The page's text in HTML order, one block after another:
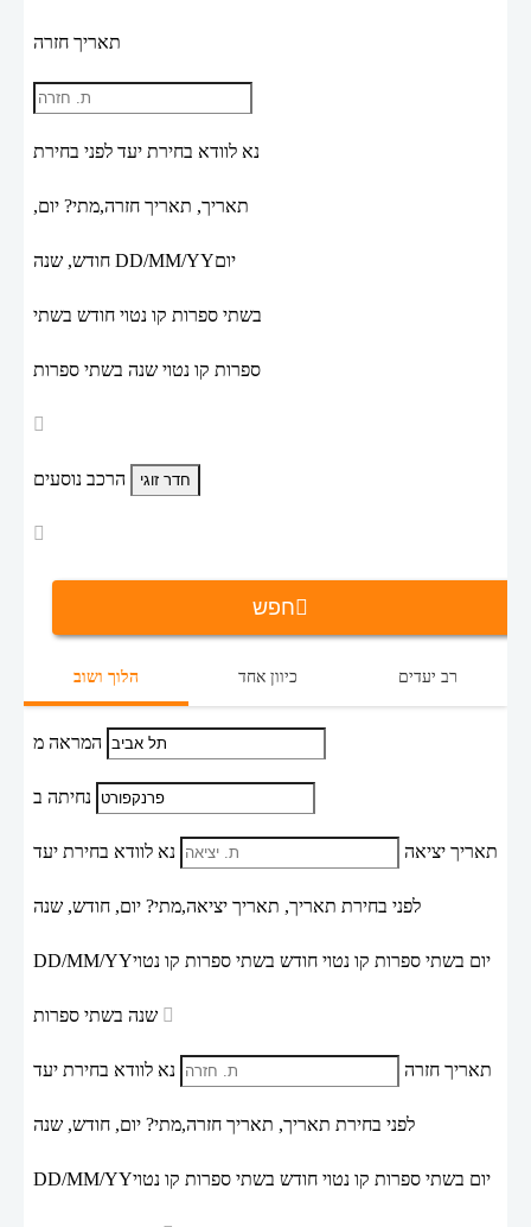
תאריך חזרה
נא לוודא בחירת יעד לפני בחירת
תאריך, תאריך חזרה,מתי? יום,
DD/MM/YYיום
בשתי ספרות קו נטוי חודש בשתי
ספרות קו נטוי שנה בשתי ספרות
הרכב נוסעים
חפש
הלוך ושוב כיוון אחד רב יעדים
המראה מ
נחיתה ב
תאריך יציאה נא לוודא בחירת יעד
לפני בחירת תאריך, תאריך יציאה,מתי? יום, חודש, שנה
DD/MM/YYיום בשתי ספרות קו נטוי חודש בשתי ספרות קו נטוי
תאריך חזרה נא לוודא בחירת יעד
לפני בחירת תאריך, תאריך חזרה,מתי? יום, חודש, שנה
DD/MM/YYיום בשתי ספרות קו נטוי חודש בשתי ספרות קו נטוי